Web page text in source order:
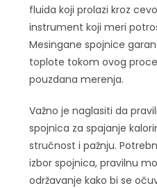
fluida koji prolazi kroz
instrument koji meri
Mesingane spojnice
toplote tokom ovog
pouzdana merenja.
Važno je naglasiti da
spojnica za spajanje
stručnost i pažnju.
izbor spojnica, pravilnu
održavanje kako bi se